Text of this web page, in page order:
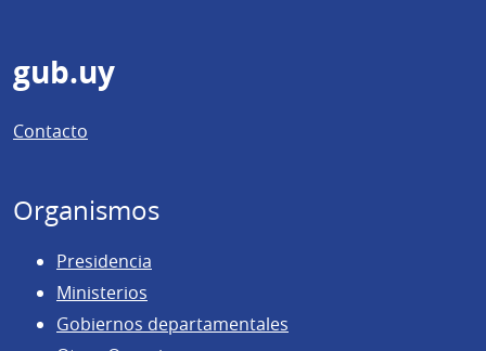
Pie
de
página
gub.uy
Contacto
Organismos
Presidencia
Ministerios
Gobiernos departamentales